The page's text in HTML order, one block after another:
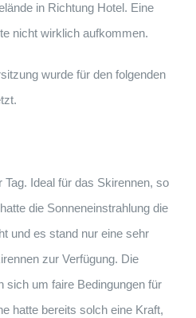
in Richtung Hotel. Eine
nicht wirklich aufkommen.
wurde für den folgenden
Tag. Ideal für das Skirennen, so
die Sonneneinstrahlung die
und es stand nur eine sehr
zur Verfügung. Die
sich um faire Bedingungen für
hatte bereits solch eine Kraft,